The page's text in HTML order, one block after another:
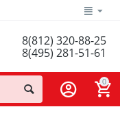
8(812) 320-88-25
8(495) 281-51-61
0